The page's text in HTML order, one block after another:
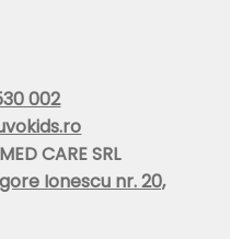
002
CARE SRL
Ionescu nr. 20,